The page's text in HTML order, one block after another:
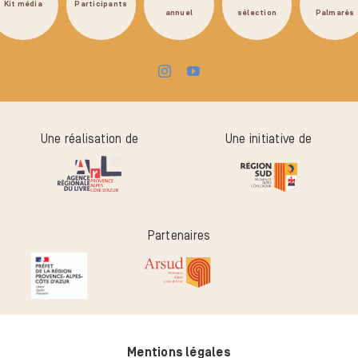
Kit média Participants
annuel
sélection
Palmarès
Une réalisation de Une initiative de
Partenaires
Mentions légales